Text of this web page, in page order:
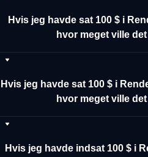
Hvis jeg havde sat 100 $ i
hvor meget ville
Hvis jeg havde sat 100 $ i
hvor meget ville
Hvis jeg havde indsat 100 $ i